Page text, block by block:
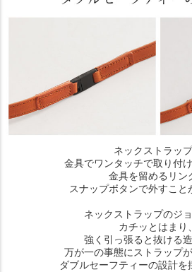
ネックストラッ
金具でワンタッチで取り付け
金具を留めるリン
スナップボタンで外すこと
ネックストラップのジ
カチッとはまり、
強く引っ張ると抜ける造
万が一の事態にストラップ
ダブルセーフティーの設計を